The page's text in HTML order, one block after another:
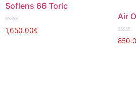
Soflens 66 Toric
Rated
0
1,650.00₺
Air
Rated
0